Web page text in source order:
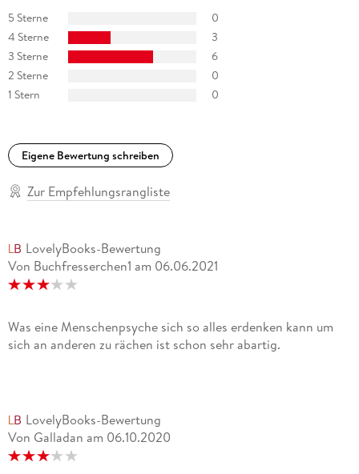
5 Sterne
0
4 Sterne
3
3 Sterne
6
2 Sterne
0
1 Stern
0
Eigene Bewertung schreiben
Zur Empfehlungsrangliste
LovelyBooks-Bewertung
Von Buchfresserchen1 am 06.06.2021
Was eine Menschenpsyche sich so alles erdenken kann um
sich an anderen zu rächen ist schon sehr abartig.
LovelyBooks-Bewertung
Von Galladan am 06.10.2020